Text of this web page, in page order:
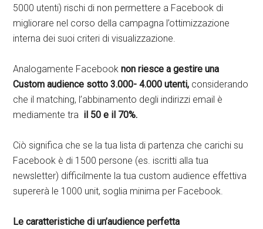
5000 utenti) rischi di non permettere a Facebook di
migliorare nel corso della campagna l’ottimizzazione
interna dei suoi criteri di visualizzazione.
Analogamente Facebooknon riesce a gestire una
Custom audience sotto 3.000- 4.000 utenti, considerando
che il matching, l’abbinamento degli indirizzi email è
mediamente tra il 50 e il 70%.
Ciò significa che se la tua lista di partenza che carichi su
Facebook è di 1500 persone (es. iscritti alla tua
newsletter) difficilmente la tua custom audience effettiva
supererà le 1000 unit, soglia minima per Facebook.
Le caratteristiche di un’audience perfetta